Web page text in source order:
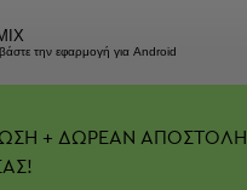
την εφαρμογή για Android
+ ΔΩΡΕΑΝ ΑΠΟΣΤΟΛΗ